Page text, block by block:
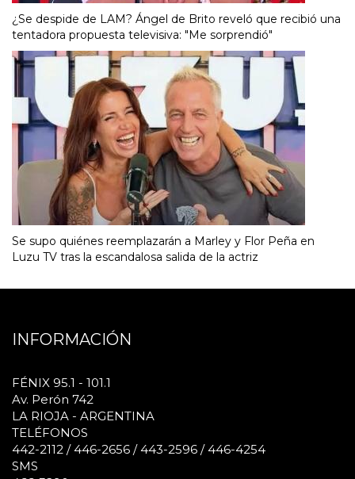
¿Se despide de LAM? Ángel de Brito reveló que recibió una
tentadora propuesta televisiva: "Me sorprendió"
Se supo quiénes reemplazarán a Marley y Flor Peña en
Luzu TV tras la escandalosa salida de la actriz
INFORMACIÓN
FÉNIX 95.1 - 101.1
Av. Perón 742
LA RIOJA - ARGENTINA
TELÉFONOS
442-2112 / 446-2656 / 443-2596 / 446-4254
SMS